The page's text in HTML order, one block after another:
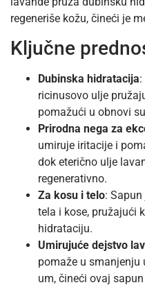
regeneriše kožu, čineći je
Ključne
Dubinska hidratacija
ricinusovo ulje
pomažući u obnovi
Prirodna nega za
umiruje iritacije i
dok eterično ulje
regenerativno.
Za kosu i telo:
tela i kose, pružajući
hidrataciju.
Umirujuće dejstvo
pomaže u smanjenju
um, čineći ovaj